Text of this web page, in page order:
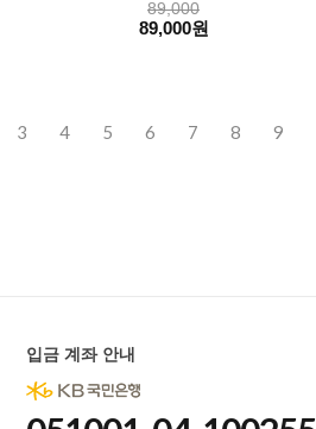
89,000
89,000원
3 4 5 6 7 8 9
입금 계좌 안내